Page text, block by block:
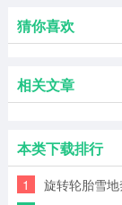
猜你喜欢
相关文章
本类下载排行
1 旋转轮胎雪